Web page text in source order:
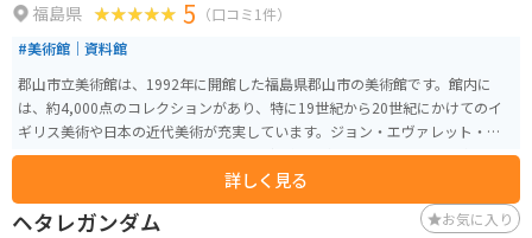
福島県 5 （口コミ1件）
#美術館｜資料館
郡山市立美術館は、1992年に開館した福島県郡山市の美術館です。館内に
は、約4,000点のコレクションがあり、特に19世紀から20世紀にかけてのイ
ギリス美術や日本の近代美術が充実しています。ジョン・エヴァレット・ミ
レー、ジョージ・クロード・ハリスなどの作品が展示されており、国内外の
芸術好きな人に親しまれています。 美術館は、四季折々の風景を楽しめる風
土記の丘に位置し、郡山市街や安達太良山を一望する絶好のロケーションを
誇ります。常設展のほか、企画展や特別展も頻繁に開催され、多彩なアート
詳しく見る
ヘタレガンダム お気に入り